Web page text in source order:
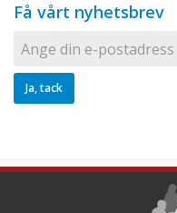
Få vårt nyhetsbrev